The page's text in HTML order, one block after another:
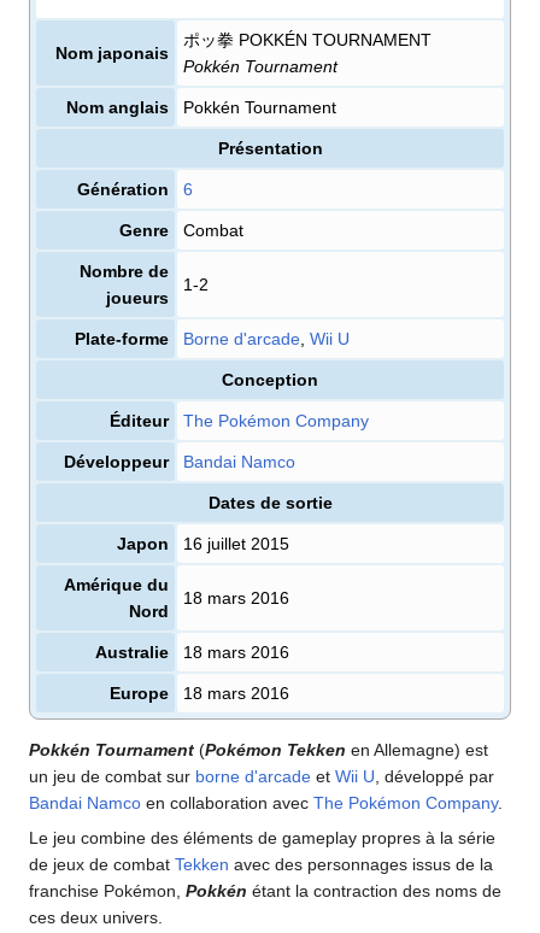
Nom japonais
ポッ拳 POKKÉN TOURNAMENT
Pokkén Tournament
Nom anglais Pokkén Tournament
Présentation
Génération 6
Genre Combat
Nombre de
joueurs
1-2
Plate-forme Borne d'arcade Wii U
Conception
Éditeur The Pokémon Company
Développeur Bandai Namco
Dates de sortie
Japon 16 juillet 2015
Amérique du
Nord
18 mars 2016
Australie 18 mars 2016
Europe 18 mars 2016
Pokkén Tournament (Pokémon Tekken en Allemagne) est
un jeu de combat sur borne d'arcade et Wii U , développé par
Bandai Namco en collaboration avec The Pokémon Company.
Le jeu combine des éléments de gameplay propres à la série
de jeux de combat Tekken avec des personnages issus de la
franchise Pokémon, Pokkén étant la contraction des noms de
ces deux univers.